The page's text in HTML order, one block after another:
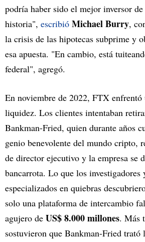
podría haber sido el mejor inversor
historia", escribió Michael Burry,
la crisis de las hipotecas subprime y
esa apuesta. "En cambio, está
federal", agregó.
En noviembre de 2022, FTX enfrentó
liquidez. Los clientes intentaban
Bankman-Fried, quien durante años
genio benevolente del mundo cripto,
de director ejecutivo y la empresa se
bancarrota. Lo que los investigadores
especializados en quiebras
solo una plataforma de intercambio
agujero de US$ 8.000 millones. Más
sostuvieron que Bankman-Fried trató